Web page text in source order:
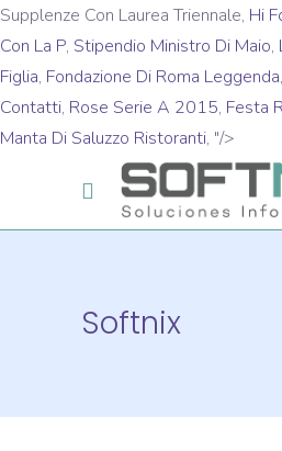
Supplenze Con Laurea Triennale, Hi
Con La P, Stipendio Ministro Di Maio,
Figlia, Fondazione Di Roma Leggenda,
Contatti, Rose Serie A 2015, Festa
Manta Di Saluzzo Ristoranti, "/>
Softnix